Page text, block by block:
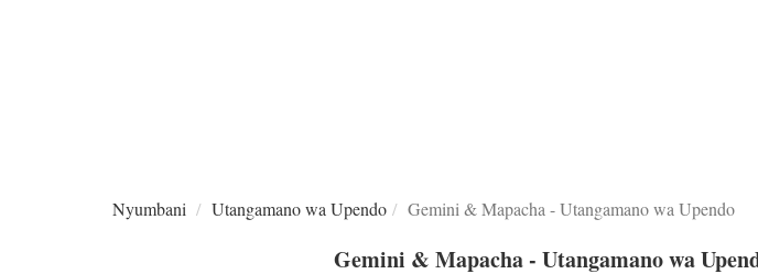
Nyumbani Utangamano wa Upendo Gemini & Mapacha - Utangamano wa Upendo
Gemini & Mapacha - Utangamano wa